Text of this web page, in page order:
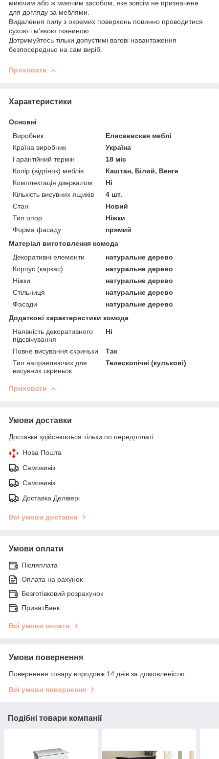
миючим або ж миючим засобом, яке зовсім не призначене
для догляду за меблями.
Видалення пилу з окремих поверхонь повинно проводитися
сухою і м'якою тканиною.
Дотримуйтесь тільки допустимі вагові навантаження
безпосередньо на сам виріб.
Приховати
Характеристики
Основні
Виробник
Елисеевская меблі
Країна виробник
Україна
Гарантійний термін
18 міс
Колір (відтінок) меблів
Каштан, Білий, Венге
Комплектація дзеркалом
Ні
Кількість висувних ящиків
4 шт.
Стан
Новий
Тип опор
Ніжки
Форма фасаду
прямий
Матеріал виготовлення комода
Декоративні елементи
натуральне дерево
Корпус (каркас)
натуральне дерево
Ніжки
натуральне дерево
Стільниця
натуральне дерево
Фасади
натуральне дерево
Додаткові характеристики комода
Наявність декоративного
підсвічування
Ні
Повне висування скриньки
Так
Тип направляючих для
висувних скриньок
Телескопічні (кулькові)
Приховати
Умови доставки
Доставка здійснюється тільки по передоплаті.
Нова Пошта
Самовивіз
Самовивіз
Доставка Делівері
Всі умови доставки
Умови оплати
Післяплата
Оплата на рахунок
Безготівковий розрахунок
ПриватБанк
Всі умови оплати
Умови повернення
Повернення товару впродовж 14 днів за домовленістю
Всі умови повернення
Подібні товари компанії